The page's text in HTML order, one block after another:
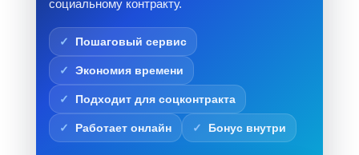
социальному контракту.
Пошаговый сервис
Экономия времени
Подходит для соцконтракта
Работает онлайн Бонус внутри